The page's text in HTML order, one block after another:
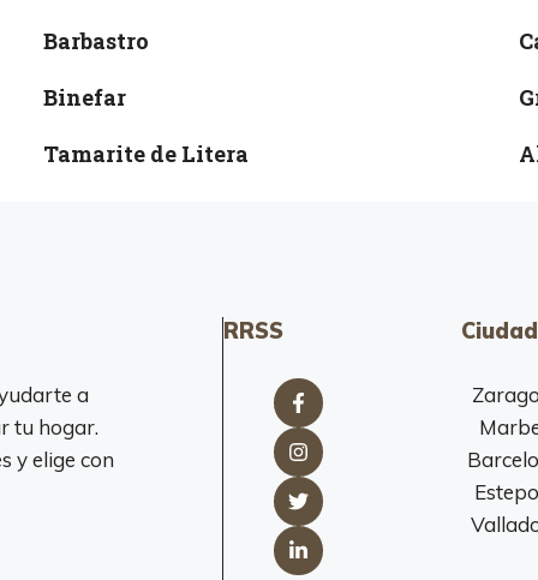
Barbastro
Binefar
Tamarite de Litera
a
tu hogar.
y elige con
RRSS